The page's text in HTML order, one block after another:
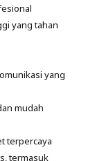
yang tahan
yang
mudah
terpercaya
termasuk